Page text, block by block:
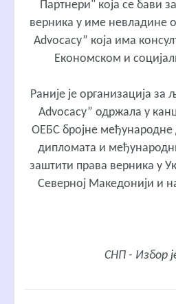
Партнери" која се бави
верника у име невладине
Advocacy” која има
Економском и
Раније је организација за
Advocacy” одржала у
ОЕБС бројне међународне
дипломата и
заштити права верника у
Северној Македонији и
СНП - Избор